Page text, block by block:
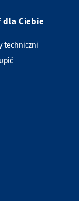
dla Ciebie
techniczni